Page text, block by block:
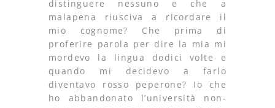
distinguere nessuno e che a
malapena riusciva a ricordare il
mio cognome? Che prima di
proferire parola per dire la mia mi
mordevo la lingua dodici volte e
quando mi decidevo a farlo
diventavo rosso peperone? Io che
ho abbandonato l’università non-